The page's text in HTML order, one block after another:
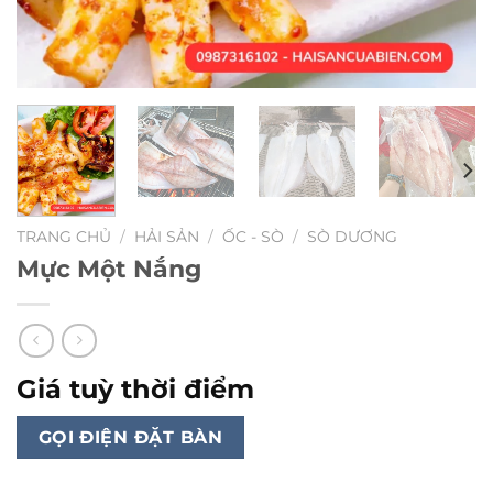
TRANG CHỦ / HẢI SẢN / ỐC - SÒ / SÒ DƯƠNG
Mực Một Nắng
Giá tuỳ thời điểm
GỌI ĐIỆN ĐẶT BÀN